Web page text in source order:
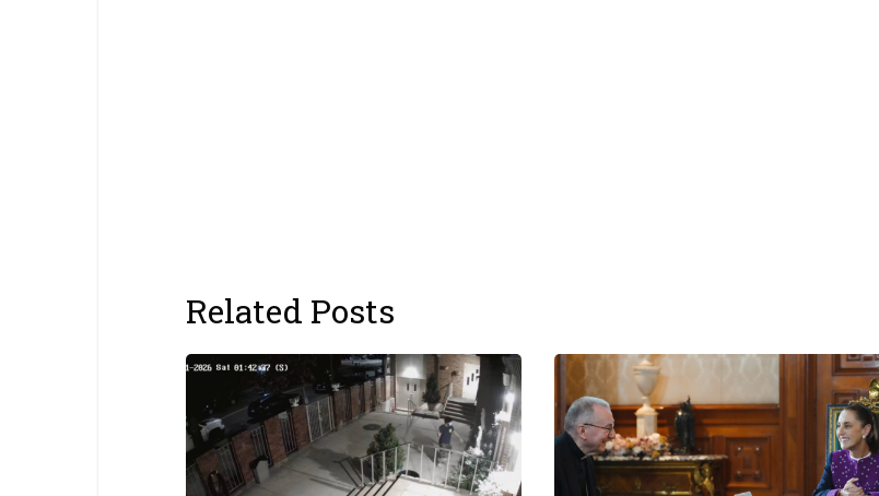
Related Posts